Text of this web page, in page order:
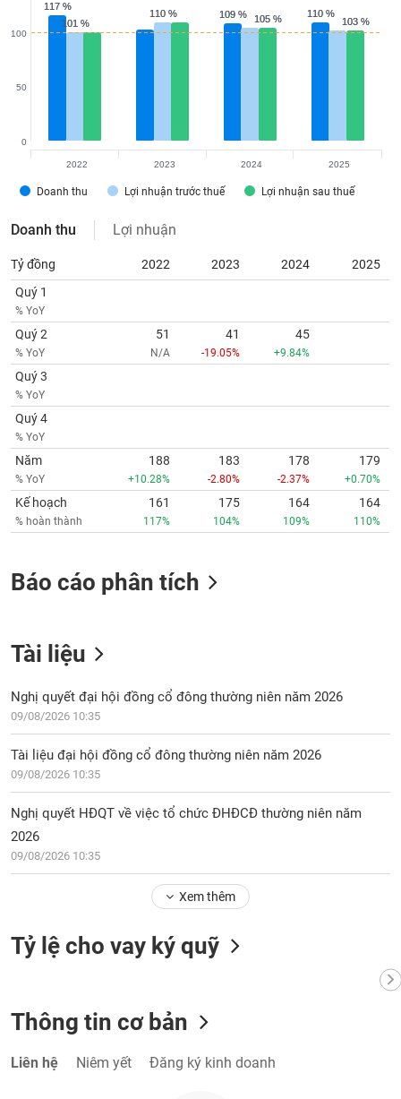
117 %
117 %
109 %
109 % 110 %
110 %
101 %
101 %
110 %
110 % 105 %
105 % 103 %
103 %
Doanh thu Lợi nhuận trước thuế Lợi nhuận sau thuế
0
50
100
2022 2023 2024 2025
Doanh thu Lợi nhuận
Tỷ đồng 2022 2023 2024
2025
Quý 1
% YoY
Quý 2
% YoY
51
N/A
41
-19.05%
45
+9.84%
Quý 3
% YoY
Quý 4
% YoY
Năm
% YoY
188
+10.28%
183
-2.80%
178
-2.37%
179
+0.70%
Kế hoạch
% hoàn thành
161
117%
175
104%
164
109%
164
110%
Báo cáo phân tích
Tài liệu
Nghị quyết đại hội đồng cổ đông thường niên năm 2026
09/08/2026 10:35
Tài liệu đại hội đồng cổ đông thường niên năm 2026
09/08/2026 10:35
Nghị quyết HĐQT về việc tổ chức ĐHĐCĐ thường niên năm
2026
09/08/2026 10:35
Xem thêm
Tỷ lệ cho vay ký quỹ
Thông tin cơ bản
Liên hệ Niêm yết Đăng ký kinh doanh